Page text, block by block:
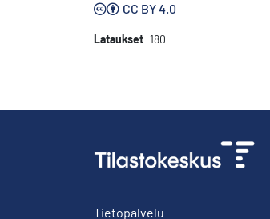
CC BY 4.0
Lataukset 180
Tietopalvelu